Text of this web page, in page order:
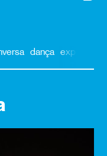
dança exposição